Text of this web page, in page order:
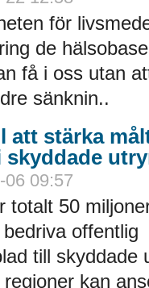
för
de
få i oss utan
sänknin..
att stärka
06 09:57
totalt 50
offentlig
till skyddade
kan